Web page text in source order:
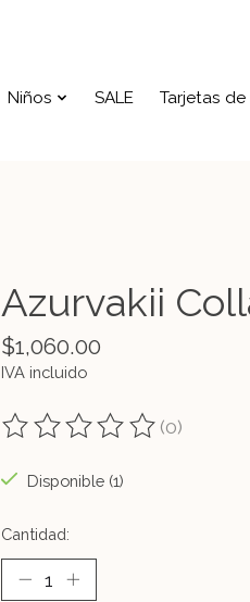
Niños SALE Tarjetas
Azurvakii
$1,060.00
IVA incluido
The rating of this product is
(0)
Disponible (1)
Cantidad: